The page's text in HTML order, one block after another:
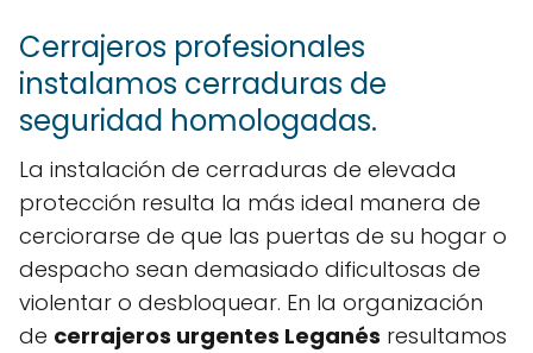
Cerrajeros profesionales
instalamos cerraduras de
seguridad homologadas.
La instalación de cerraduras de elevada
protección resulta la más ideal manera de
cerciorarse de que las puertas de su hogar o
despacho sean demasiado dificultosas de
violentar o desbloquear. En la organización
de cerrajeros urgentes Leganés resultamos